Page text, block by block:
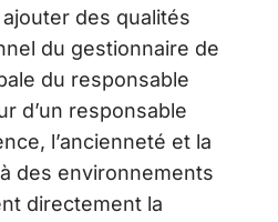
des qualités
du gestionnaire de
du responsable
d’un responsable
l’ancienneté et la
des environnements
directement la